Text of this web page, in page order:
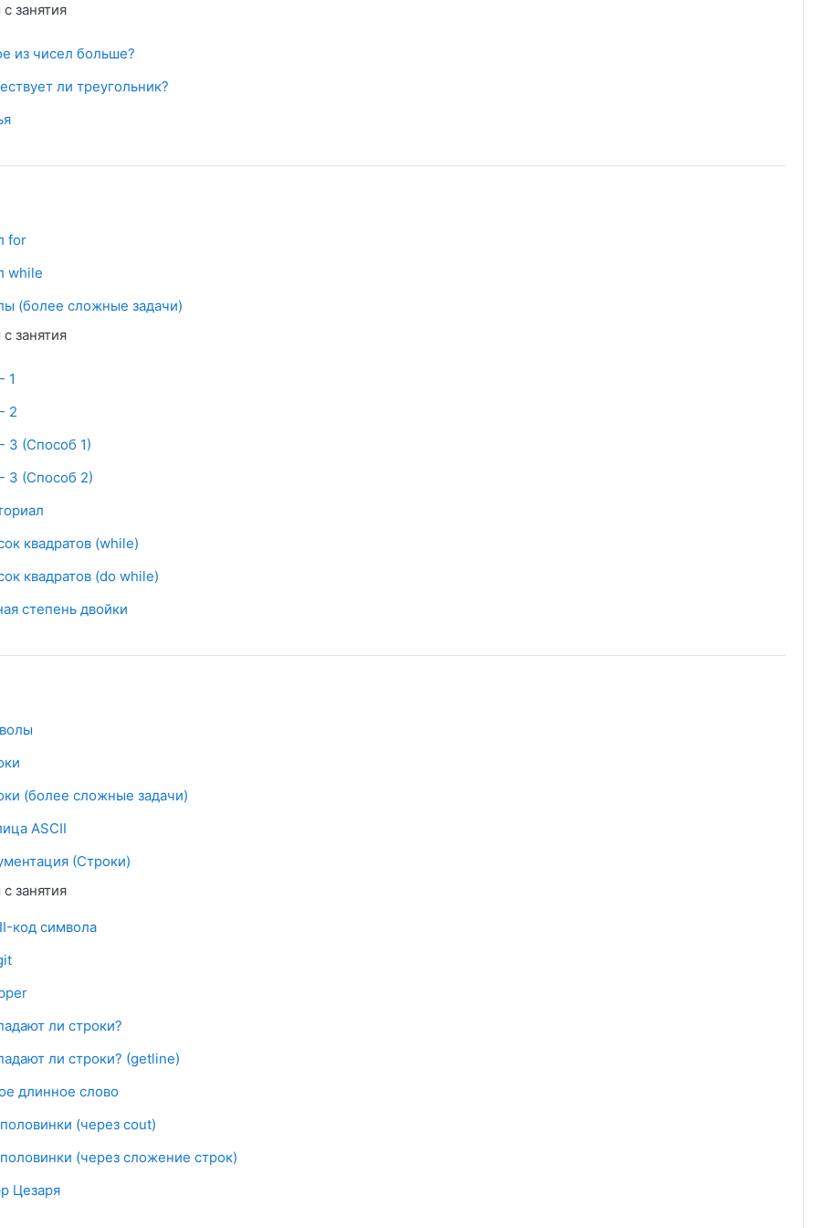
занятия
из чисел больше?
Файл
ли треугольник?
Файл
for задач
while
Условия задач
(более сложные задачи)Условия задач
занятия
1
2
3 (Способ 1)
Файл
3 (Способ 2)
Файл
Файл
квадратов (while)
Файл
квадратов (do while)
Файл
степень двойки
Файл
Условия задач
задач
(более сложные задачи)Условия задач
ASCII
Гиперссылка
(Строки)Гиперссылка
занятия
код символа
Файл
ли строки?
Файл
ли строки? (getline)
Файл
длинное слово
Файл
(через cout)
Файл
(через сложение строк)
Файл
Цезаря
Файл